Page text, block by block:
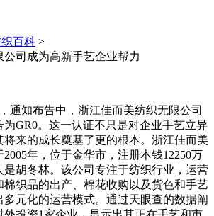
百科 >
司成为高新手艺企业帮力
知布告中，浙江佳而美纺织无限公司
为GR0。这一认证不只是对企业手艺立异
来的成长奠基了更的根本。浙江佳而美
年，位于金华市，注册本钱12250万
是胡冬林。该公司专注于纺织行业，运营
棉织品的出产、棉花收购以及货色和手艺
多元化的运营模式。通过天眼查的数据阐